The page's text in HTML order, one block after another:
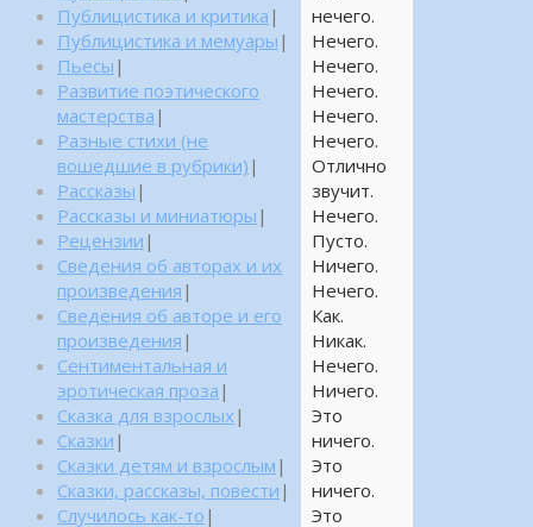
нечего.
Нечего.
Нечего.
Нечего.
Нечего.
Нечего.
Отлично
звучит.
Нечего.
Пусто.
Ничего.
Нечего.
Как.
Никак.
Нечего.
Ничего.
Это
ничего.
Это
ничего.
Это
Публицистика и критика |
Публицистика и мемуары |
Пьесы |
Развитие поэтического
мастерства |
Разные стихи (не
вошедшие в рубрики) |
Рассказы |
Рассказы и миниатюры |
Рецензии |
Сведения об авторах и их
произведения |
Сведения об авторе и его
произведения |
Сентиментальная и
эротическая проза |
Сказка для взрослых |
Сказки |
Сказки детям и взрослым |
Сказки, рассказы, повести |
Случилось как-то |